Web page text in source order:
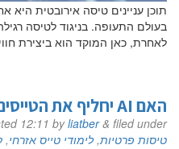
תוכן עניינים טיסה אירובטית
בעולם התעופה. בניגוד לטיסה
לאחרת, כאן המוקד הוא ביצירת
האם AI יחליף את הטייסים?
12:11 byliatber & filed under
טיסות פרטיות,לימודי טייס אזרחי,